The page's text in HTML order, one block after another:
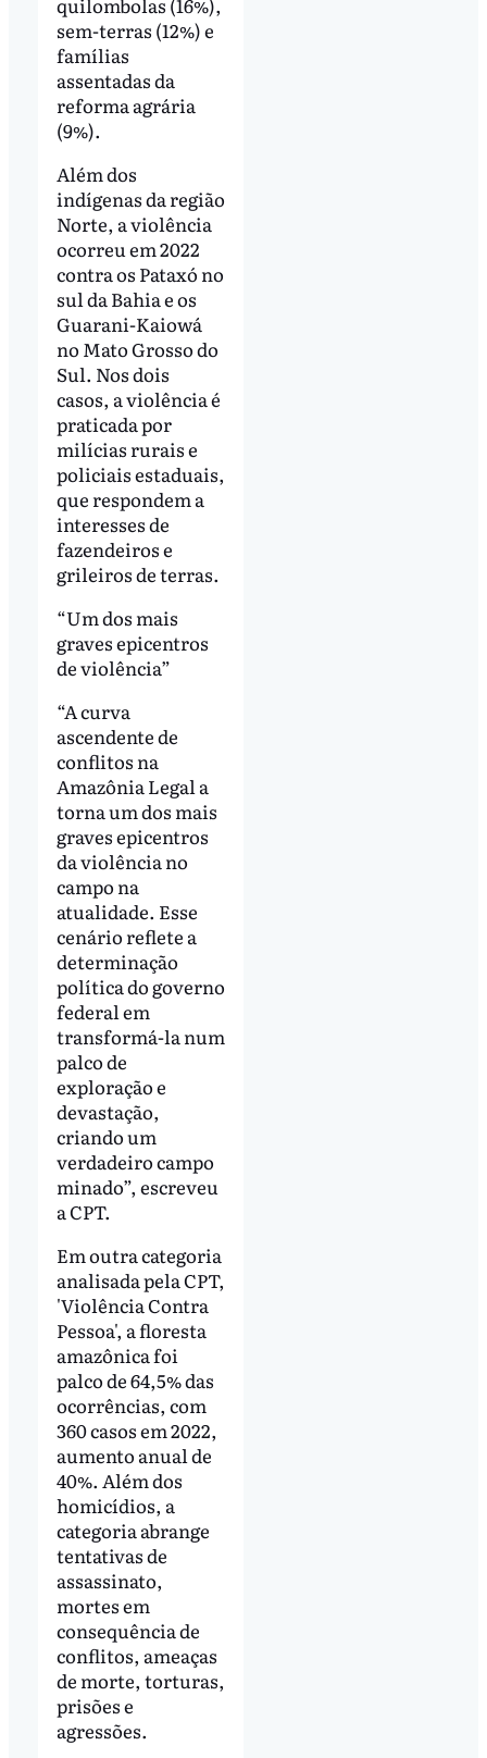
sem-terras (12%) e
famílias
assentadas da
reforma agrária
(9%).
Além dos
indígenas da região
Norte, a violência
ocorreu em 2022
contra os Pataxó no
sul da Bahia e os
Guarani-Kaiowá
no Mato Grosso do
Sul. Nos dois
casos, a violência é
praticada por
milícias rurais e
policiais estaduais,
que respondem a
interesses de
fazendeiros e
grileiros de terras.
“Um dos mais
graves epicentros
de violência”
“A curva
ascendente de
conflitos na
Amazônia Legal a
torna um dos mais
graves epicentros
da violência no
campo na
atualidade. Esse
cenário reflete a
determinação
política do governo
federal em
transformá-la num
palco de
exploração e
devastação,
criando um
verdadeiro campo
minado”, escreveu
a CPT.
Em outra categoria
analisada pela CPT,
'Violência Contra
Pessoa', a floresta
amazônica foi
palco de 64,5% das
ocorrências, com
360 casos em 2022,
aumento anual de
40%. Além dos
homicídios, a
categoria abrange
tentativas de
assassinato,
mortes em
consequência de
conflitos, ameaças
de morte, torturas,
prisões e
agressões.